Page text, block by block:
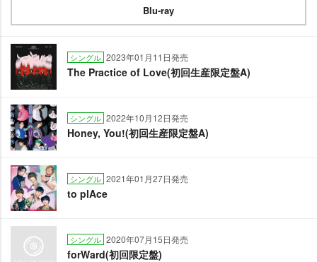
Blu-ray
シングル 2023年01月11日発売
The Practice of Love(初回生産限定盤A)
シングル 2022年10月12日発売
Honey, You!(初回生産限定盤A)
シングル 2021年01月27日発売
to plAce
シングル 2020年07月15日発売
forWard(初回限定盤)